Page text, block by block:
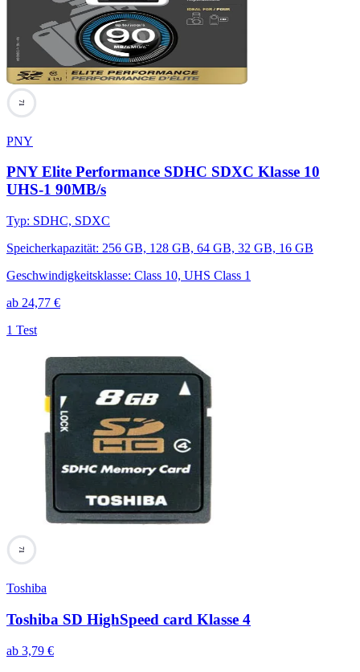
71
PNY
PNY Elite Performance SDHC SDXC Klasse 10
UHS-1 90MB/s
Typ: SDHC, SDXC
Speicherkapazität: 256 GB, 128 GB, 64 GB, 32 GB, 16 GB
Geschwindigkeitsklasse: Class 10, UHS Class 1
ab 24,77 €
1 Test
71
Toshiba
Toshiba SD HighSpeed card Klasse 4
ab 3,79 €